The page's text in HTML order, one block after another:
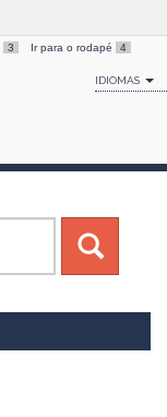
3 Ir para o rodapé 4
IDIOMAS